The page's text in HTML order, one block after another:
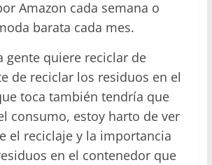
Amazon cada semana o
barata cada mes.
gente quiere reciclar de
de reciclar los residuos en el
toca también tendría que
consumo, estoy harto de ver
el reciclaje y la importancia
en el contenedor que